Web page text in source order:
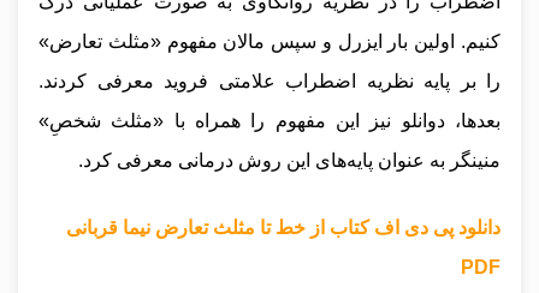
کنیم. اولین بار ایزرل و سپس مالان مفهوم «مثلث تعارض»
را بر پایه نظریه اضطراب علامتی فروید معرفی کردند.
بعدها، دوانلو نیز این مفهوم را همراه با «مثلث شخصِ»
منینگر به عنوان پایه‌های این روش درمانی معرفی کرد.
دانلود پی دی اف کتاب از خط تا مثلث تعارض نیما قربانی
PDF